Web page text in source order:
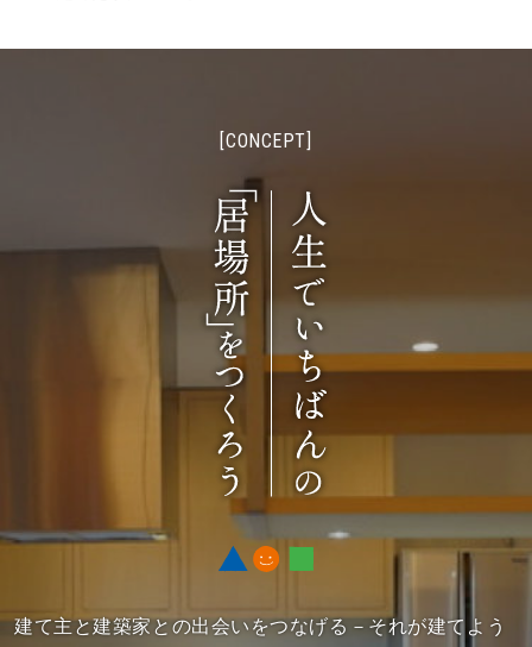
[CONCEPT]
建て主と建築家との出会いをつなげる－それが建てよう